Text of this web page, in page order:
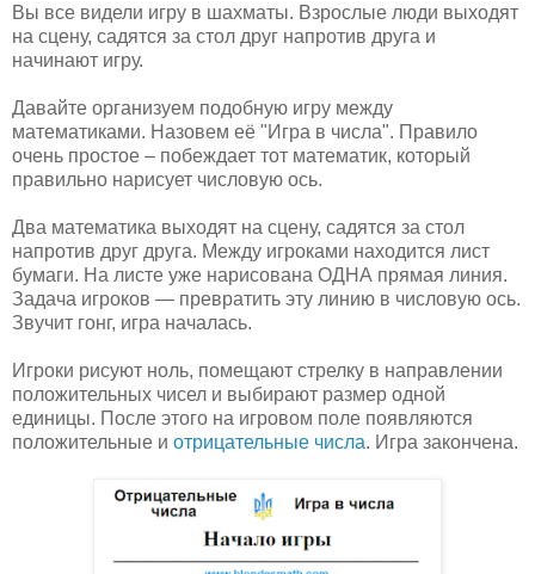
Вы все видели игру в шахматы. Взрослые люди выходят
на сцену, садятся за стол друг напротив друга и
начинают игру.
Давайте организуем подобную игру между
математиками. Назовем её "Игра в числа". Правило
очень простое – побеждает тот математик, который
правильно нарисует числовую ось.
Два математика выходят на сцену, садятся за стол
напротив друг друга. Между игроками находится лист
бумаги. На листе уже нарисована ОДНА прямая линия.
Задача игроков — превратить эту линию в числовую ось.
Звучит гонг, игра началась.
Игроки рисуют ноль, помещают стрелку в направлении
положительных чисел и выбирают размер одной
единицы. После этого на игровом поле появляются
положительные и отрицательные числа. Игра закончена.